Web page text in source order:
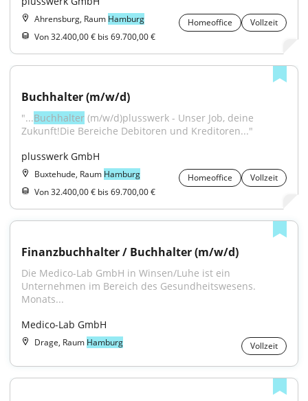
Ahrensburg, Raum Hamburg Homeoffice
Vollzeit
Von 32.400,00 € bis 69.700,00 €
Buchhalter (m/w/d)
"...Buchhalter (m/w/d)plusswerk - Unser Job, deine
Zukunft!Die Bereiche Debitoren und Kreditoren..."
plusswerk GmbH
Buxtehude, Raum Hamburg Homeoffice
Vollzeit
Von 32.400,00 € bis 69.700,00 €
Finanzbuchhalter / Buchhalter (m/w/d)
Die Medico-Lab GmbH in Winsen/Luhe ist ein
Unternehmen im Bereich des Gesundheitswesens.
Monats...
Medico-Lab GmbH
Drage, Raum Hamburg Vollzeit